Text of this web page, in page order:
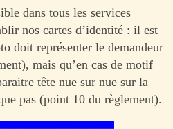
dans tous les services
nos cartes d’identité : il est
doit représenter le demandeur
mais qu’en cas de motif
tête nue sur nue sur la
pas (point 10 du règlement).